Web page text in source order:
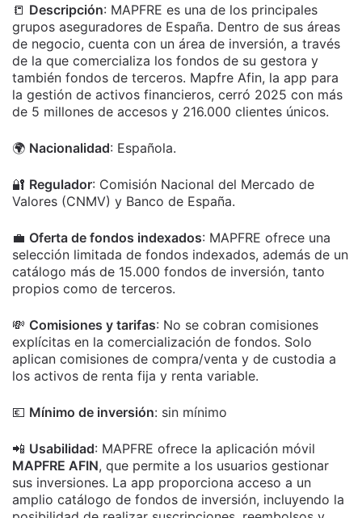
📒 Descripción: MAPFRE es una de los principales
grupos aseguradores de España. Dentro de sus áreas
de negocio, cuenta con un área de inversión, a través
de la que comercializa los fondos de su gestora y
también fondos de terceros. Mapfre Afin, la app para
la gestión de activos financieros, cerró 2025 con más
de 5 millones de accesos y 216.000 clientes únicos.
🌍 Nacionalidad: Española.
🔐 Regulador: Comisión Nacional del Mercado de
Valores (CNMV) y Banco de España.
💼 Oferta de fondos indexados: MAPFRE ofrece una
selección limitada de fondos indexados, además de un
catálogo más de 15.000 fondos de inversión, tanto
propios como de terceros.
💸 Comisiones y tarifas: No se cobran comisiones
explícitas en la comercialización de fondos. Solo
aplican comisiones de compra/venta y de custodia a
los activos de renta fija y renta variable.
💶 Mínimo de inversión: sin mínimo
📲 Usabilidad: MAPFRE ofrece la aplicación móvil
MAPFRE AFIN, que permite a los usuarios gestionar
sus inversiones. La app proporciona acceso a un
amplio catálogo de fondos de inversión, incluyendo la